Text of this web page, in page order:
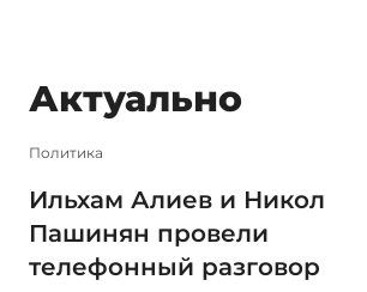
Актуально
Политика
Ильхам Алиев и Никол
Пашинян провели
телефонный разговор